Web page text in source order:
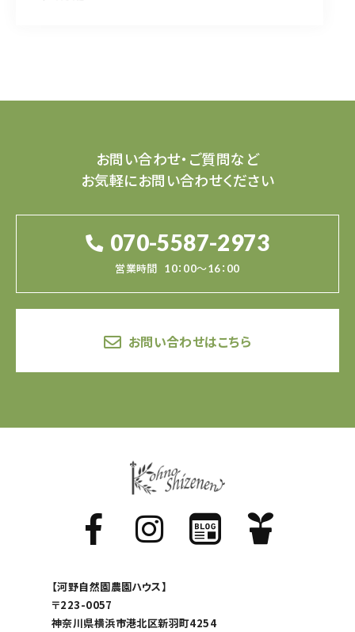
お問い合わせ・ご質問など
お気軽にお問い合わせください
070-5587-2973
営業時間 10：00～16：00
お問い合わせはこちら
【河野自然園農園ハウス】
〒223-0057
神奈川県横浜市港北区新羽町4254